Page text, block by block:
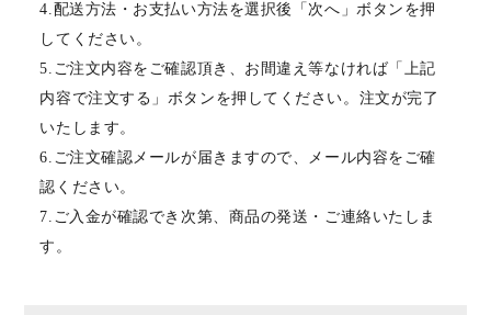
4.配送方法・お支払い方法を選択後「次へ」ボタンを押
してください。
5.ご注文内容をご確認頂き、お間違え等なければ「上記
内容で注文する」ボタンを押してください。注文が完了
いたします。
6.ご注文確認メールが届きますので、メール内容をご確
認ください。
7.ご入金が確認でき次第、商品の発送・ご連絡いたしま
す。